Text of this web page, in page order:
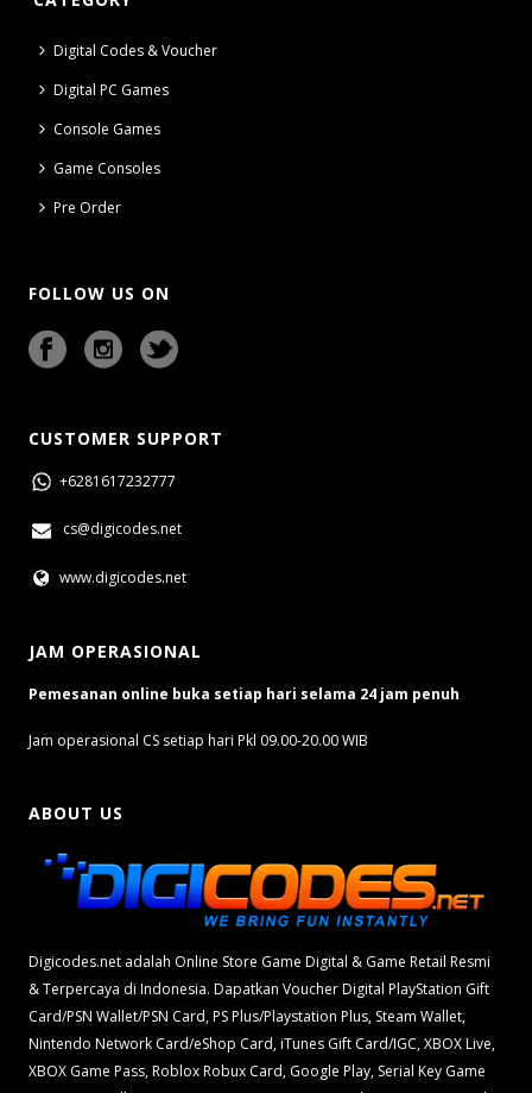
Digital Codes & Voucher
Digital PC Games
Console Games
Game Consoles
Pre Order
FOLLOW US ON
CUSTOMER SUPPORT
+6281617232777
cs@digicodes.net
www.digicodes.net
JAM OPERASIONAL
Pemesanan online buka setiap hari selama 24 jam penuh
Jam operasional CS setiap hari Pkl 09.00-20.00 WIB
ABOUT US
Digicodes.net adalah Online Store Game Digital & Game Retail Resmi
& Terpercaya di Indonesia. Dapatkan Voucher Digital PlayStation Gift
Card/PSN Wallet/PSN Card, PS Plus/Playstation Plus, Steam Wallet,
Nintendo Network Card/eShop Card, iTunes Gift Card/IGC, XBOX Live,
XBOX Game Pass, Roblox Robux Card, Google Play, Serial Key Game